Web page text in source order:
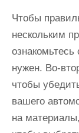
Чтобы
нескольким
нужен. Во-
чтобы
вашего
на